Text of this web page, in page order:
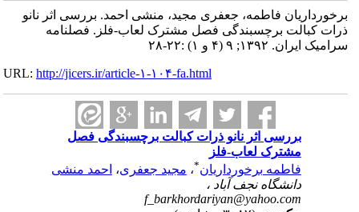
برخورداریان فاطمه، جعفری مجید، منشی احمد. بررسی اثر نانو
ذرات کبالت برچسبندگی فصل مشترک لعاب-فلز. فصلنامه
سرامیک ایران. ۱۳۹۲; ۹ (۴ و ۱) :۲۲-۲۸
URL:http://jicers.ir/article-۱-۱۰۴-fa.html
بررسی اثر نانو ذرات کبالت برچسبندگی فصل
مشترک لعاب-فلز
فاطمه برخورداریان *،مجید جعفری،احمد منشی
دانشگاه نجف آباد ،
f_barkhordariyan@yahoo.com